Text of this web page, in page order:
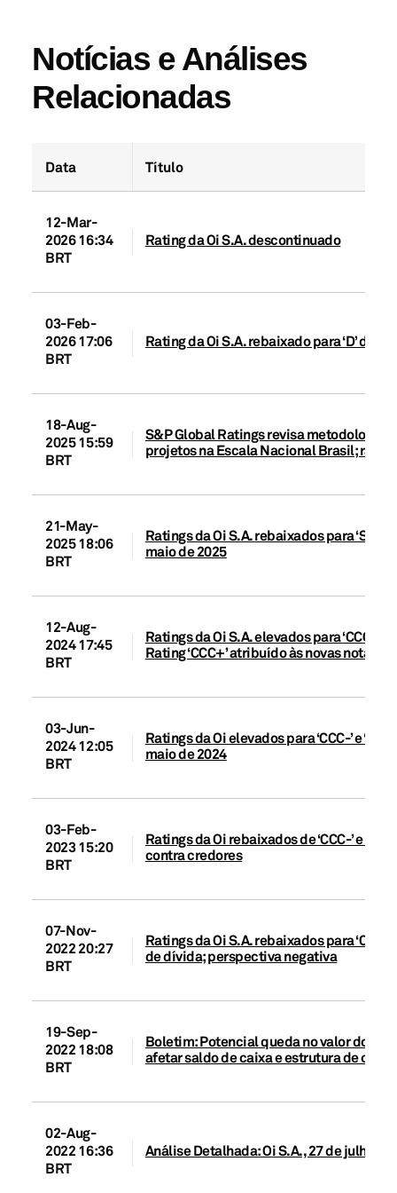
Notícias e Análises
Relacionadas
Data Título
12-Mar-
2026 16:34
BRT
Rating da Oi S.A. descontinuado
03-Feb-
2026 17:06
BRT
Rating da Oi S.A. rebaixado para ‘D’ de
18-Aug-
2025 15:59
BRT
S&P Global Ratings revisa
projetos na Escala Nacional Brasil;
21-May-
2025 18:06
BRT
Ratings da Oi S.A. rebaixados para ‘SD’
maio de 2025
12-Aug-
2024 17:45
BRT
Ratings da Oi S.A. elevados para ‘CCC’
Rating ‘CCC+’ atribuído às novas notas
03-Jun-
2024 12:05
BRT
Ratings da Oi elevados para ‘CCC-’ e
maio de 2024
03-Feb-
2023 15:20
BRT
Ratings da Oi rebaixados de ‘CCC-’ e
contra credores
07-Nov-
2022 20:27
BRT
Ratings da Oi S.A. rebaixados para
de dívida; perspectiva negativa
19-Sep-
2022 18:08
BRT
Boletim: Potencial queda no valor do
afetar saldo de caixa e estrutura de
02-Aug-
2022 16:36
BRT
Análise Detalhada: Oi S.A., 27 de julho de